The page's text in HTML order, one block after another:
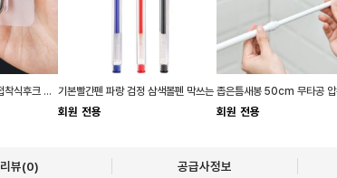
무타공후크 벽에붙이는 접착식후크 욕실용품정리 기본빨간펜 파랑 검정 삼색볼펜 막쓰는
회원 전용 회원 전용
리뷰(0) 공급사정보